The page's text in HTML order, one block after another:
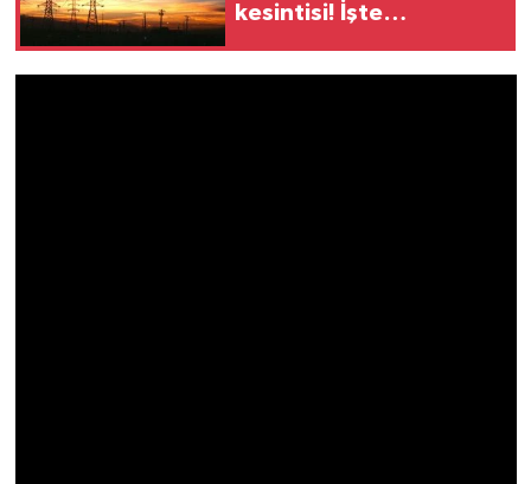
kesintisi! İşte